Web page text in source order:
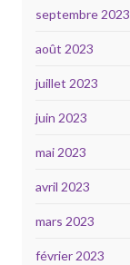
septembre 2023
août 2023
juillet 2023
juin 2023
mai 2023
avril 2023
mars 2023
février 2023